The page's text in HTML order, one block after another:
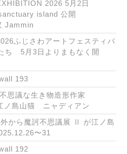
2026 5月2日
island 公開
Jammin
ふじさわアートフェスティバ
ち 5月3日よりまもなく開
193
思議な生き物造形作家
ノ島山猫 ニャディアン
から魔訶不思議展 Ⅱ が江ノ島
〜31
192